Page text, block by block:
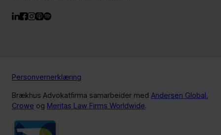
Personvernerklæring
Brækhus Advokatfirma samarbeider med Andersen Global ,
Crowe og Meritas Law Firms Worldwide.